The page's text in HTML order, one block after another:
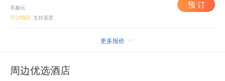
享趣玩
可订明日 支持退票
预 订
更多报价 
周边优选酒店